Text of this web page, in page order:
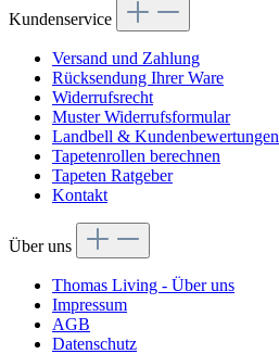
Kundenservice
Versand und Zahlung
Rücksendung Ihrer Ware
Widerrufsrecht
Muster Widerrufsformular
Landbell & Kundenbewertungen
Tapetenrollen berechnen
Tapeten Ratgeber
Kontakt
Über uns
Thomas Living - Über uns
Impressum
AGB
Datenschutz